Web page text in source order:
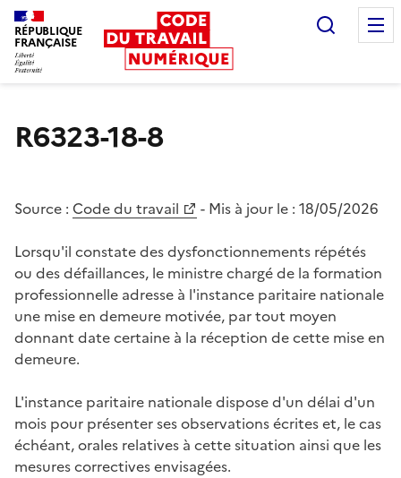
RÉPUBLIQUE
FRANÇAISE
R6323-18-8
Source : Code du travail - Mis à jour le : 18/05/2026
Lorsqu'il constate des dysfonctionnements répétés
ou des défaillances, le ministre chargé de la formation
professionnelle adresse à l'instance paritaire nationale
une mise en demeure motivée, par tout moyen
donnant date certaine à la réception de cette mise en
demeure.
L'instance paritaire nationale dispose d'un délai d'un
mois pour présenter ses observations écrites et, le cas
échéant, orales relatives à cette situation ainsi que les
mesures correctives envisagées.